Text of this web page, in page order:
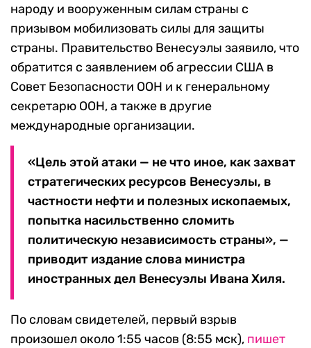
народу и вооруженным силам страны с
призывом мобилизовать силы для защиты
страны. Правительство Венесуэлы заявило, что
обратится с заявлением об агрессии США в
Совет Безопасности ООН и к генеральному
секретарю ООН, а также в другие
международные организации.
«Цель этой атаки — не что иное, как захват
стратегических ресурсов Венесуэлы, в
частности нефти и полезных ископаемых,
попытка насильственно сломить
политическую независимость страны», —
приводит издание слова министра
иностранных дел Венесуэлы Ивана Хиля.
По словам свидетелей, первый взрыв
произошел около 1:55 часов (8:55 мск), пишет